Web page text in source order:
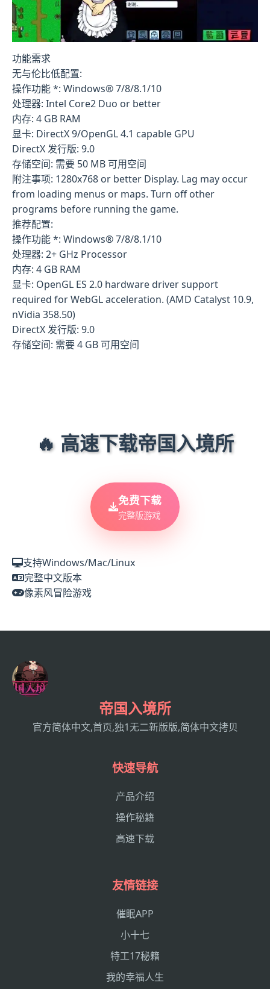
功能需求
无与伦比低配置:
操作功能 *: Windows® 7/8/8.1/10
处理器: Intel Core2 Duo or better
内存: 4 GB RAM
显卡: DirectX 9/OpenGL 4.1 capable GPU
DirectX 发行版: 9.0
存储空间: 需要 50 MB 可用空间
附注事项: 1280x768 or better Display. Lag may occur
from loading menus or maps. Turn off other
programs before running the game.
推荐配置:
操作功能 *: Windows® 7/8/8.1/10
处理器: 2+ GHz Processor
内存: 4 GB RAM
显卡: OpenGL ES 2.0 hardware driver support
required for WebGL acceleration. (AMD Catalyst 10.9,
nVidia 358.50)
DirectX 发行版: 9.0
存储空间: 需要 4 GB 可用空间
🔥 高速下载帝国入境所
免费下载
完整版游戏
支持Windows/Mac/Linux
完整中文版本
像素风冒险游戏
帝国入境所
官方简体中文,首页,独1无二新版版,简体中文拷贝
快速导航
产品介绍
操作秘籍
高速下载
友情链接
催眠APP
小十七
特工17秘籍
我的幸福人生